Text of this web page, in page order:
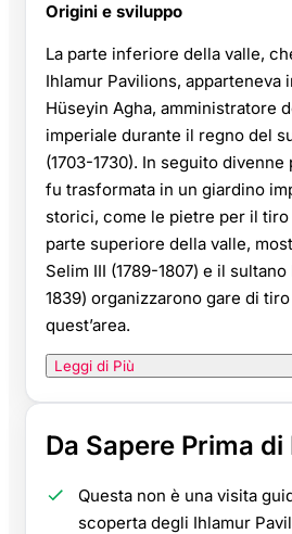
Origini e sviluppo
La parte inferiore della valle,
Ihlamur Pavilions, apparteneva
Hüseyin Agha, amministratore
imperiale durante il regno del
(1703-1730). In seguito
fu trasformata in un giardino
storici, come le pietre per il tiro
parte superiore della valle,
Selim III (1789-1807) e il
1839) organizzarono gare di
quest’area.
Leggi di Più
Da Sapere Prima di
Questa non è una visita
scoperta degli Ihlamur